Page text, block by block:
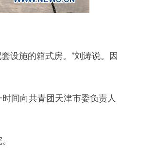
设施的箱式房。”刘涛说。因
间向共青团天津市委负责人